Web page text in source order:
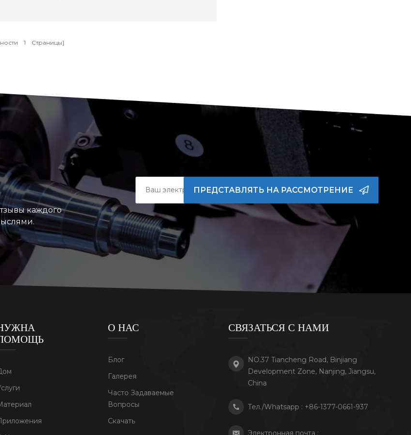
1 Страницы]
каждого
ПРЕДСТАВЛЯТЬ НА РАССМОТРЕНИЕ
О НАС
Блог
Галерея
Часто Задаваемые
Вопросы
Скачать
СВЯЗАТЬСЯ С НАМИ
NO.37 Tiancheng Road, Binjiang
Development Zone, Nanjing, Jiangsu,
China
Тел./Whatsapp : +86-1377-0661-937
Электронная почта :